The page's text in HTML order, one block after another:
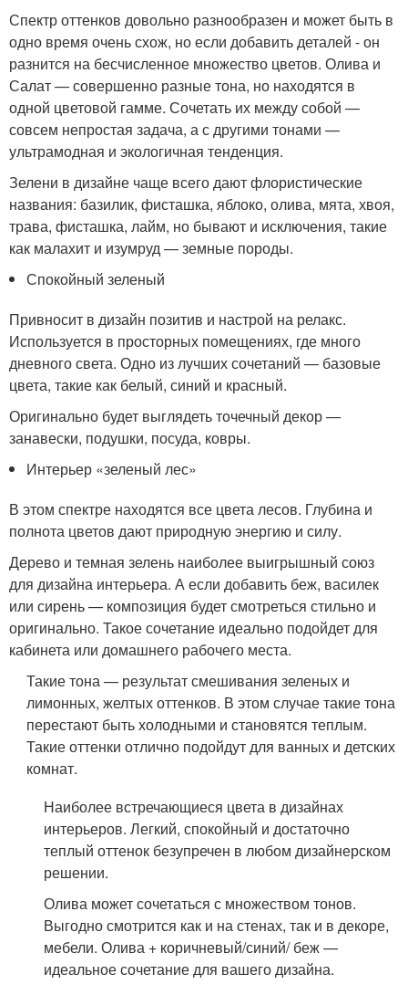
Спектр оттенков довольно разнообразен и может быть в
одно время очень схож, но если добавить деталей - он
разнится на бесчисленное множество цветов. Олива и
Салат — совершенно разные тона, но находятся в
одной цветовой гамме. Сочетать их между собой —
совсем непростая задача, а с другими тонами —
ультрамодная и экологичная тенденция.
Зелени в дизайне чаще всего дают флористические
названия: базилик, фисташка, яблоко, олива, мята, хвоя,
трава, фисташка, лайм, но бывают и исключения, такие
как малахит и изумруд — земные породы.
Спокойный зеленый
Привносит в дизайн позитив и настрой на релакс.
Используется в просторных помещениях, где много
дневного света. Одно из лучших сочетаний — базовые
цвета, такие как белый, синий и красный.
Оригинально будет выглядеть точечный декор —
занавески, подушки, посуда, ковры.
Интерьер «зеленый лес»
В этом спектре находятся все цвета лесов. Глубина и
полнота цветов дают природную энергию и силу.
Дерево и темная зелень наиболее выигрышный союз
для дизайна интерьера. А если добавить беж, василек
или сирень — композиция будет смотреться стильно и
оригинально. Такое сочетание идеально подойдет для
кабинета или домашнего рабочего места.
Такие тона — результат смешивания зеленых и
лимонных, желтых оттенков. В этом случае такие тона
перестают быть холодными и становятся теплым.
Такие оттенки отлично подойдут для ванных и детских
комнат.
Наиболее встречающиеся цвета в дизайнах
интерьеров. Легкий, спокойный и достаточно
теплый оттенок безупречен в любом дизайнерском
решении.
Олива может сочетаться с множеством тонов.
Выгодно смотрится как и на стенах, так и в декоре,
мебели. Олива + коричневый/синий/ беж —
идеальное сочетание для вашего дизайна.